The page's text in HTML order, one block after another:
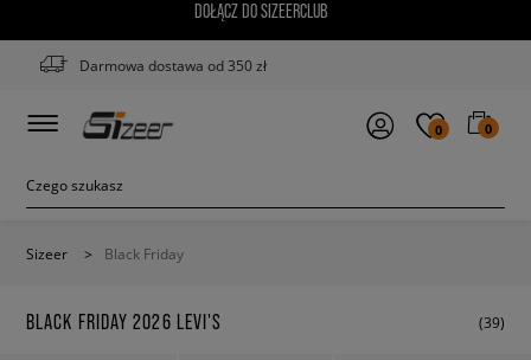
DOŁĄCZ DO SIZEERCLUB
Darmowa dostawa od 350 zł
0 0
Sizeer > Black Friday
BLACK FRIDAY 2026 LEVI'S (39)